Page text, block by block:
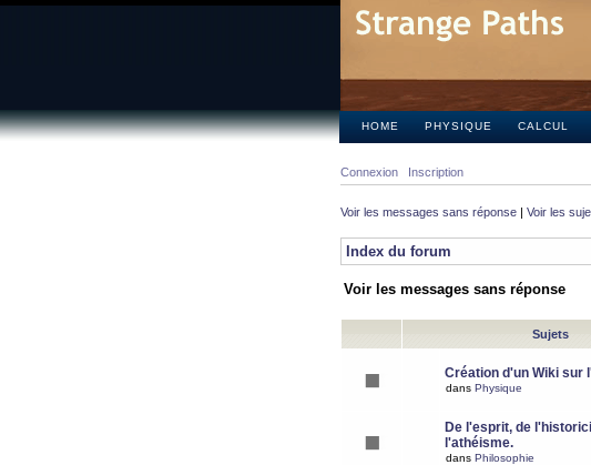
HOME PHYSIQUE CALCUL
Connexion Inscription
Voir les messages sans réponse | Voir les
Index du forum
Voir les messages sans réponse
Sujets
Création d'un Wiki sur
dans Physique
De l'esprit, de
l'athéisme.
dans Philosophie